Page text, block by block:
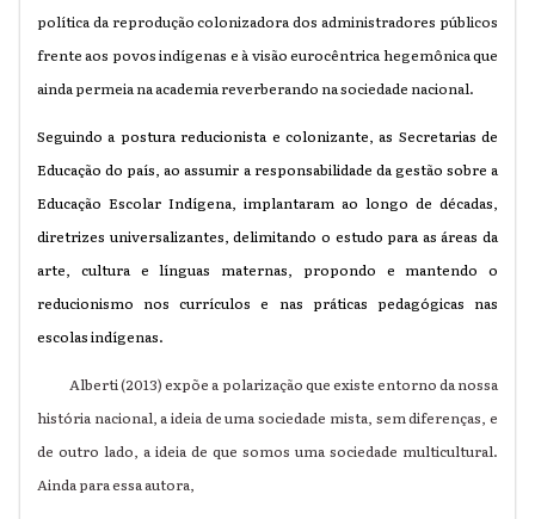
política da reprodução colonizadora dos administradores públicos
frente aos povos indígenas e à visão eurocêntrica hegemônica que
ainda permeia na academia reverberando na sociedade nacional.
Seguindo a postura reducionista e colonizante, as Secretarias de
Educação do país, ao assumir a responsabilidade da gestão sobre a
Educação Escolar Indígena, implantaram ao longo de décadas,
diretrizes universalizantes, delimitando o estudo para as áreas da
arte, cultura e línguas maternas, propondo e mantendo o
reducionismo nos currículos e nas práticas pedagógicas nas
escolas indígenas.
Alberti (2013) expõe a polarização que existe entorno da nossa
história nacional, a ideia de uma sociedade mista, sem diferenças, e
de outro lado, a ideia de que somos uma sociedade multicultural.
Ainda para essa autora,